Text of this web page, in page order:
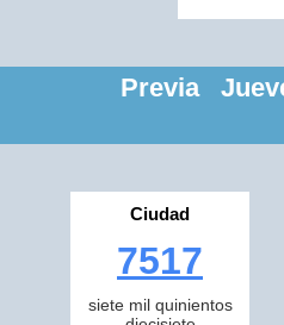
Previa
Ciudad
7517
siete mil quinientos